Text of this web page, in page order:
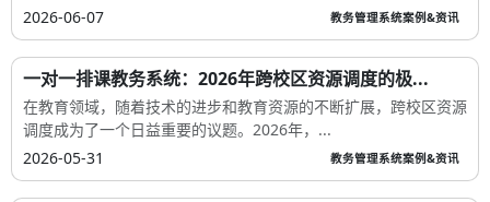
2026-06-07
教务管理系统案例&资讯
一对一排课教务系统：2026年跨校区资源调度的极...
在教育领域，随着技术的进步和教育资源的不断扩展，跨校区资源
调度成为了一个日益重要的议题。2026年，...
2026-05-31
教务管理系统案例&资讯